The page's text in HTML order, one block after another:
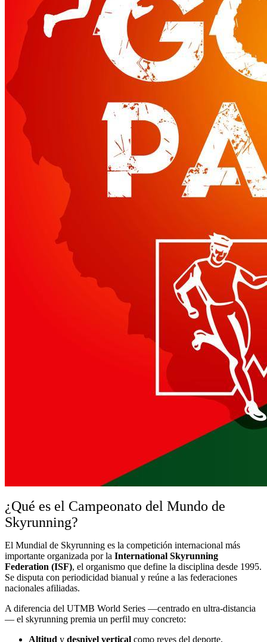
¿Qué es el Campeonato del Mundo de
Skyrunning?
El Mundial de Skyrunning es la competición internacional más
importante organizada por la International Skyrunning
Federation (ISF), el organismo que define la disciplina desde 1995.
Se disputa con periodicidad bianual y reúne a las federaciones
nacionales afiliadas.
A diferencia del UTMB World Series —centrado en ultra-distancia
— el skyrunning premia un perfil muy concreto:
Altitud y desnivel vertical como reyes del deporte.